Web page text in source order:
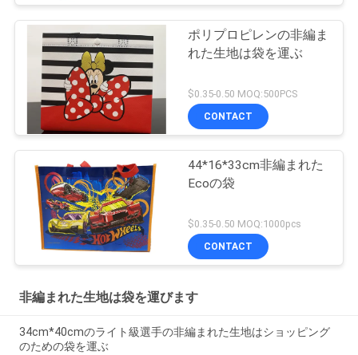
ポリプロピレンの非編ま
れた生地は袋を運ぶ
$0.35-0.50 MOQ:500PCS
CONTACT
44*16*33cm非編まれた
Ecoの袋
$0.35-0.50 MOQ:1000pcs
CONTACT
非編まれた生地は袋を運びます
34cm*40cmのライト級選手の非編まれた生地はショッピング
のための袋を運ぶ